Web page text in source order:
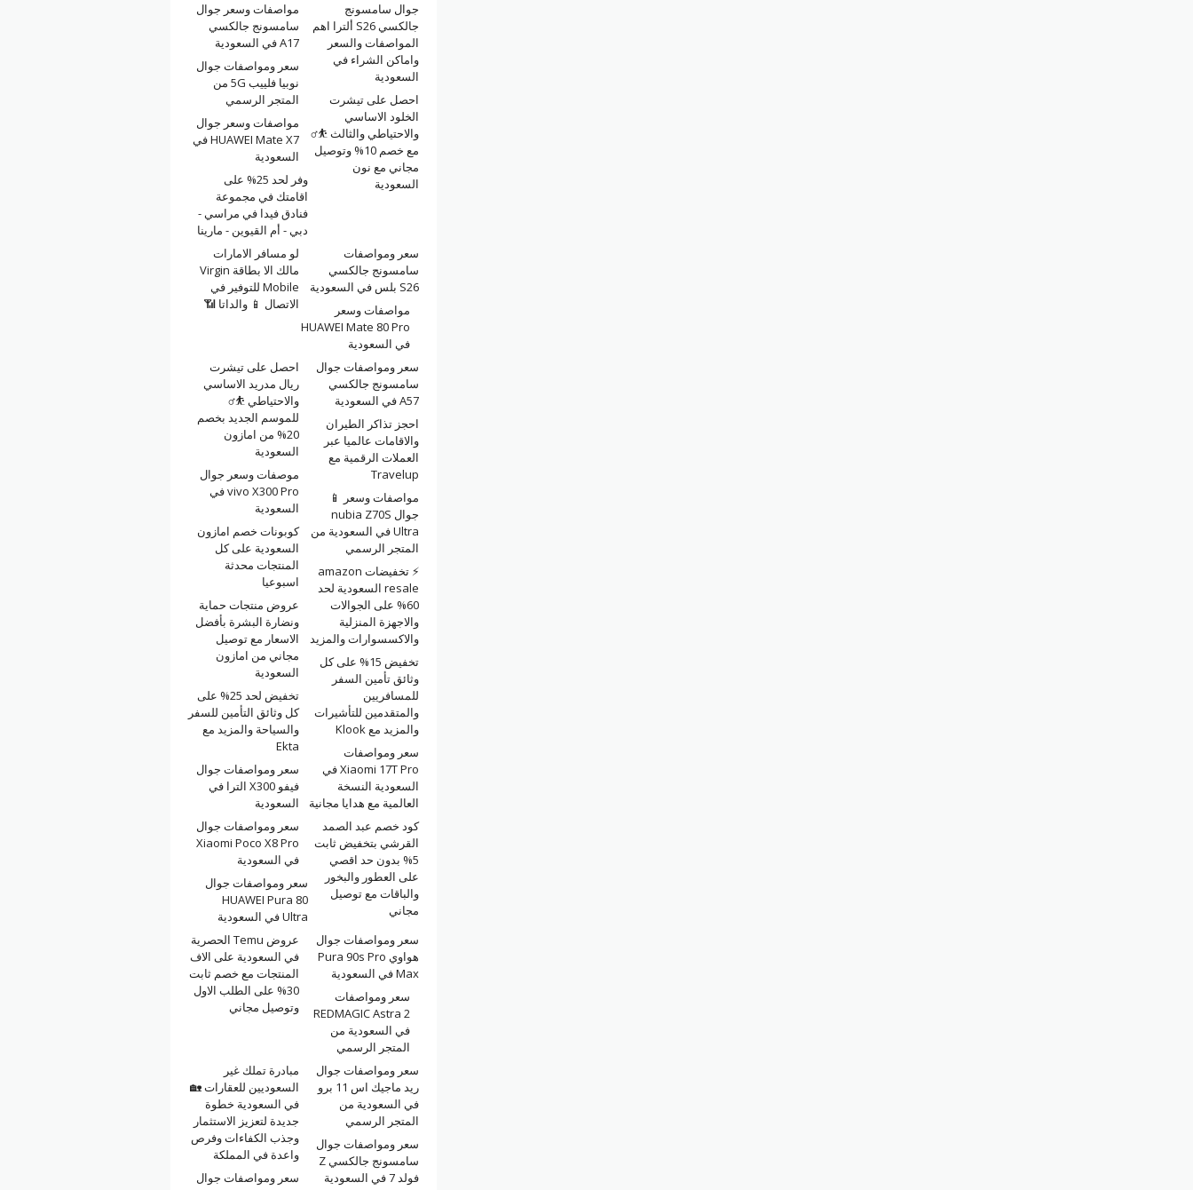
مواصفات وسعر جوال
سامسونج جالكسي
A17 في السعودية
جوال سامسونج
جالكسي S26 ألترا اهم
المواصفات والسعر
واماكن الشراء في
السعودية
سعر ومواصفات جوال
نوبيا فلييب 5G من
المتجر الرسمي
احصل على تيشرت
الخلود الاساسي
والاحتياطي والثالث ⛹️‍♂️
مع خصم 10% وتوصيل
مجاني مع نون
السعودية
مواصفات وسعر جوال
HUAWEI Mate X7 في
السعودية
وفر لحد 25% على
اقامتك في مجموعة
فنادق فيدا في مراسي -
دبي - أم القيوين - مارينا
لو مسافر الامارات
مالك الا بطاقة Virgin
Mobile للتوفير في
الاتصال 📱 والداتا 📶
سعر ومواصفات
سامسونج جالكسي
S26 بلس في السعودية
مواصفات وسعر
HUAWEI Mate 80 Pro
في السعودية
سعر ومواصفات جوال
سامسونج جالكسي
A57 في السعودية
احصل على تيشرت
ريال مدريد الاساسي
والاحتياطي ⛹️‍♂️
للموسم الجديد بخصم
20% من امازون
السعودية
احجز تذاكر الطيران
والاقامات عالميا عبر
العملات الرقمية مع
Travelup
موصفات وسعر جوال
vivo X300 Pro في
السعودية
مواصفات وسعر 📱
جوال nubia Z70S
Ultra في السعودية من
المتجر الرسمي
كوبونات خصم امازون
السعودية على كل
المنتجات محدثة
اسبوعيا
⚡ تخفيضات amazon
resale السعودية لحد
60% على الجوالات
والاجهزة المنزلية
والاكسسوارات والمزيد
عروض منتجات حماية
ونضارة البشرة بأفضل
الاسعار مع توصيل
مجاني من امازون
السعودية
تخفيض 15% على كل
وثائق تأمين السفر
للمسافريين
والمتقدمين للتأشيرات
والمزيد مع Klook
تخفيض لحد 25% على
كل وثائق التأمين للسفر
والسياحة والمزيد مع
Ekta
سعر ومواصفات
Xiaomi 17T Pro في
السعودية النسخة
العالمية مع هدايا مجانية
سعر ومواصفات جوال
فيفو X300 الترا في
السعودية
كود خصم عبد الصمد
القرشي بتخفيض ثابت
5% بدون حد اقصي
على العطور والبخور
والباقات مع توصيل
مجاني
سعر ومواصفات جوال
Xiaomi Poco X8 Pro
في السعودية
سعر ومواصفات جوال
HUAWEI Pura 80
Ultra في السعودية
عروض Temu الحصرية
في السعودية على الاف
المنتجات مع خصم ثابت
30% على الطلب الاول
وتوصيل مجاني
سعر ومواصفات جوال
هواوي Pura 90s Pro
Max في السعودية
سعر ومواصفات
REDMAGIC Astra 2
في السعودية من
المتجر الرسمي
سعر ومواصفات جوال
ريد ماجيك اس 11 برو
في السعودية من
المتجر الرسمي
مبادرة تملك غير
السعوديين للعقارات 🏡
في السعودية خطوة
جديدة لتعزيز الاستثمار
وجذب الكفاءات وفرص
واعدة في المملكة
سعر ومواصفات جوال
سامسونج جالكسي Z
فولد 7 في السعودية
سعر ومواصفات جوال